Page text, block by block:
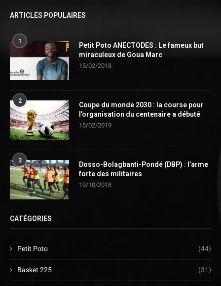
ARTICLES POPULAIRES
1
Petit Poto ANECTODES : Le fameux but
miraculeux de Goua Marc
15/02/2018
2
Coupe du monde 2030 : la course pour
l’organisation du centenaire a débuté
15/02/2019
3
Dosso-Bolagbanti-Pondé (DBP) : l’arme
forte des militaires
19/10/2018
CATÉGORIES
Petit Poto (44)
Basket 225 (31)